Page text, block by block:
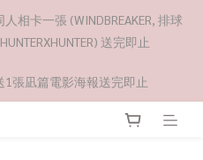
相卡一張 (WINDBREAKER, 排球
送完即止
張凪篇電影海報送完即止